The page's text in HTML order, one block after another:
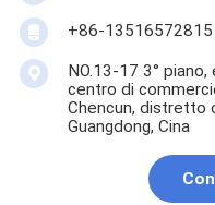
+86-13516572815
NO.13-17 3°
centro di
Chencun, distretto
Guangdong, Cina